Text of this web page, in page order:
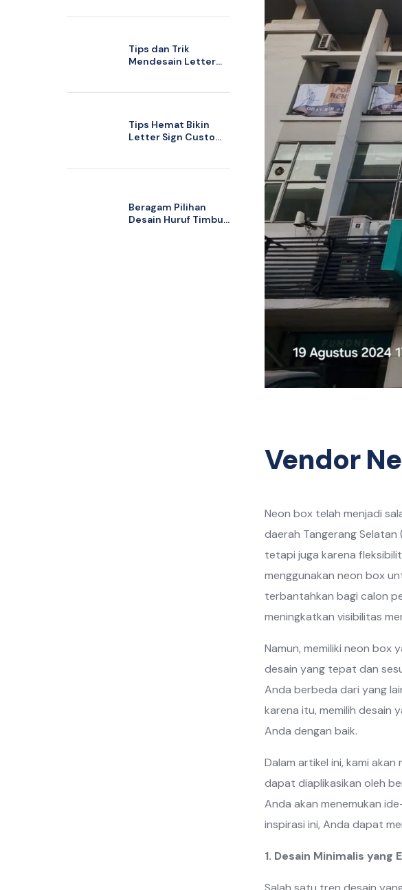
Vendor
Neon box telah menjadi
daerah Tangerang Selatan
tetapi juga karena
menggunakan neon box
terbantahkan bagi calon
meningkatkan visibilitas
Namun, memiliki neon
desain yang tepat dan
Anda berbeda dari yang
karena itu, memilih desain
Anda dengan baik.
Dalam artikel ini, kami
dapat diaplikasikan oleh
Anda akan menemukan
inspirasi ini, Anda dapat
1. Desain Minimalis yang
Tips dan Trik
Mendesain Letter
Tips Hemat Bikin
Letter Sign Custom
Beragam Pilihan
Desain Huruf Timbul